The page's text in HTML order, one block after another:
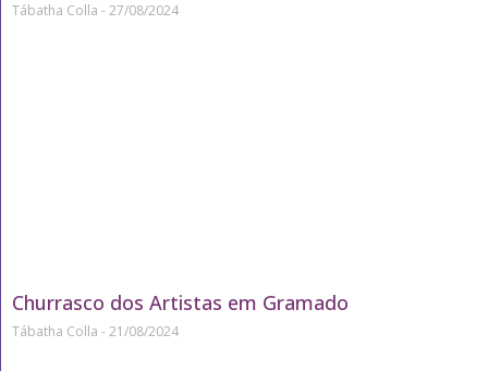
Tábatha Colla 27/08/2024
Churrasco dos Artistas em Gramado
Tábatha Colla 21/08/2024